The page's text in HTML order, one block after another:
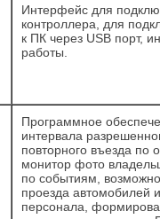
Интерфейс для
контроллера, для
к ПК через USB порт,
работы.
Программное
интервала
повторного въезда по
монитор фото
по событиям,
проезда автомобилей
персонала,